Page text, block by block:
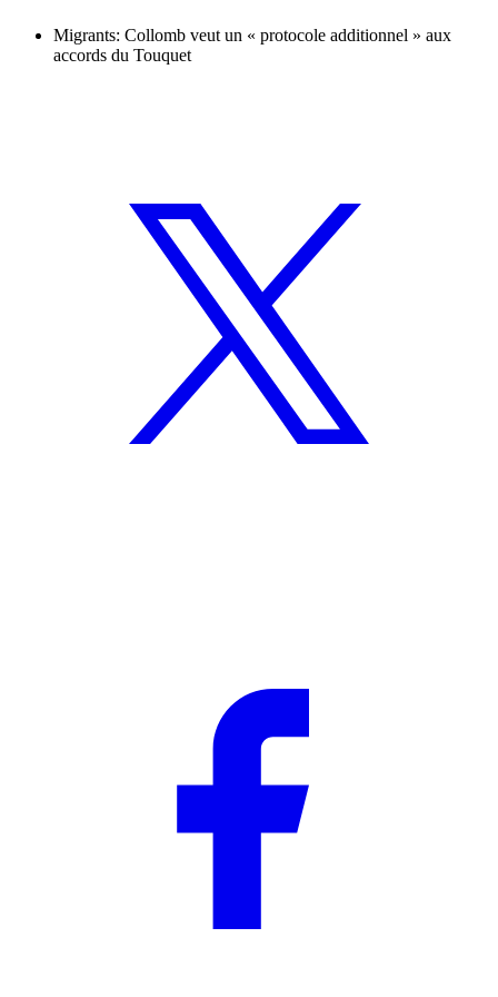
Migrants: Collomb veut un « protocole additionnel » aux
accords du Touquet